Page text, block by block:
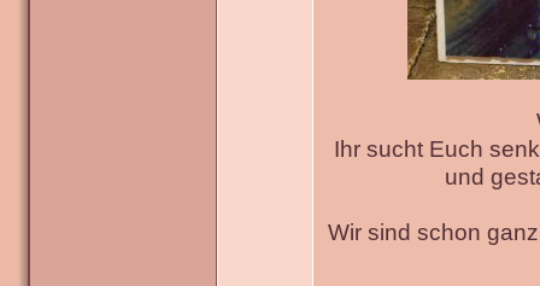
Ihr sucht Euch
und
Wir sind schon